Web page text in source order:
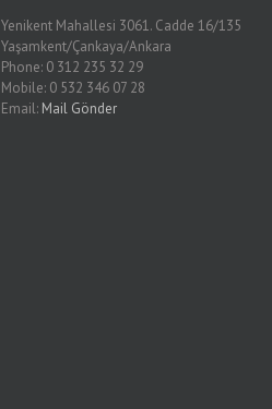
Yenikent Mahallesi 3061. Cadde 16/135
Yaşamkent/Çankaya/Ankara
Phone: 0 312 235 32 29
Mobile: 0 532 346 07 28
Email: Mail Gönder